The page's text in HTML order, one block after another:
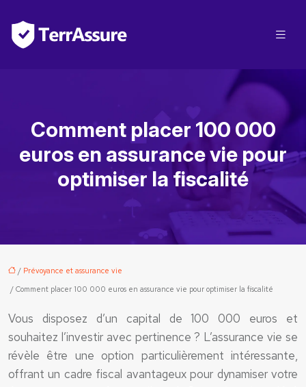
Comment placer 100 000
euros en assurance vie pour
optimiser la fiscalité
/ Prévoyance et assurance vie
/ Comment placer 100 000 euros en assurance vie pour optimiser la fiscalité
Vous disposez d’un capital de 100 000 euros et
souhaitez l’investir avec pertinence ? L’assurance vie se
révèle être une option particulièrement intéressante,
offrant un cadre fiscal avantageux pour dynamiser votre